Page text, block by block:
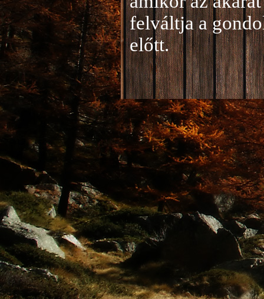
felváltja a
előtt.
Jelentkezés a
A
folyamatosan
benyújtása a je
történik mind
személyesen.